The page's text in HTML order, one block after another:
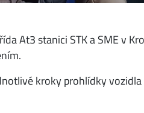
At3 stanici STK a SME v
kroky prohlídky